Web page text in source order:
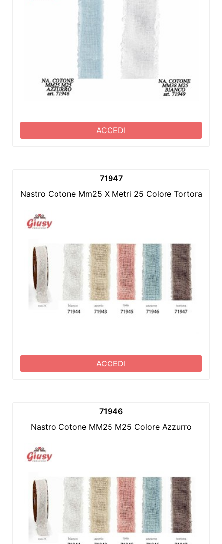
ACCEDI
71947
Nastro Cotone Mm25 X Metri 25 Colore Tortora 1*24
ACCEDI
71946
Nastro Cotone MM25 M25 Colore Azzurro